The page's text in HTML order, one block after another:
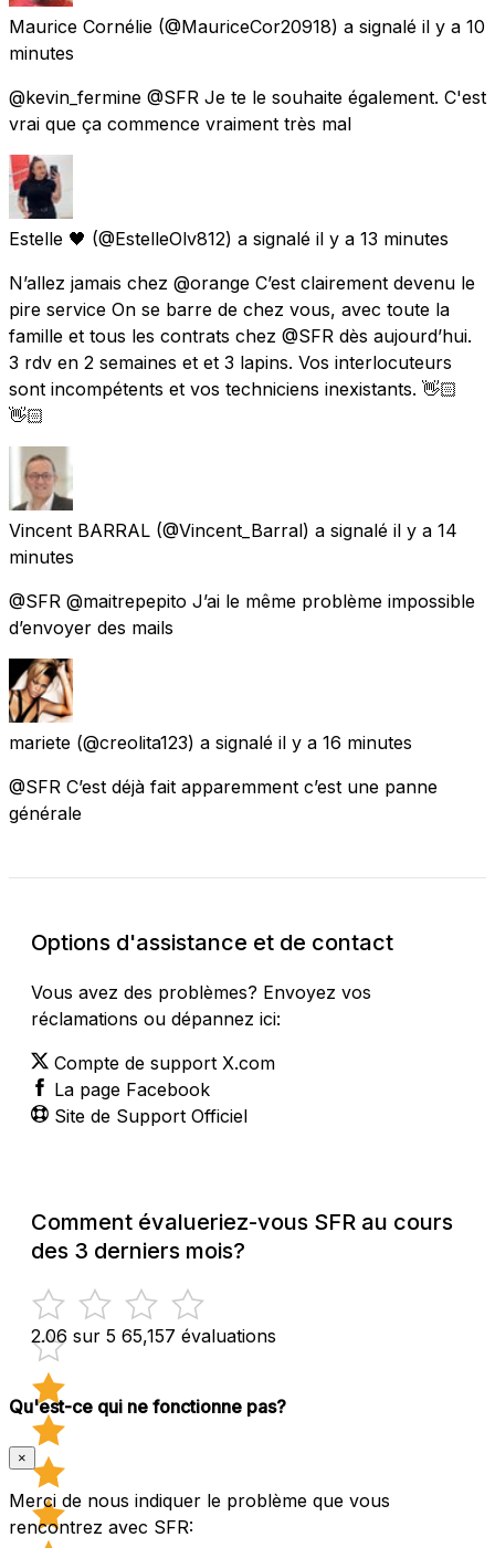
Maurice Cornélie (@MauriceCor20918) a signalé il y a 10
minutes
@kevin_fermine @SFR Je te le souhaite également. C'est
vrai que ça commence vraiment très mal
Estelle 🖤 (@EstelleOlv812) a signalé il y a 13 minutes
N’allez jamais chez @orange C’est clairement devenu le
pire service On se barre de chez vous, avec toute la
famille et tous les contrats chez @SFR dès aujourd’hui.
3 rdv en 2 semaines et et 3 lapins. Vos interlocuteurs
sont incompétents et vos techniciens inexistants. 👋🏻
👋🏻
Vincent BARRAL (@Vincent_Barral) a signalé il y a 14
minutes
@SFR @maitrepepito J’ai le même problème impossible
d’envoyer des mails
mariete (@creolita123) a signalé il y a 16 minutes
@SFR C’est déjà fait apparemment c’est une panne
générale
Options d'assistance et de contact
Vous avez des problèmes? Envoyez vos
réclamations ou dépannez ici:
Compte de support X.com
La page Facebook
Site de Support Officiel
Comment évalueriez-vous SFR au cours
des 3 derniers mois?
2.06 sur 5 65,157 évaluations
Qu'est-ce qui ne fonctionne pas?
×
Merci de nous indiquer le problème que vous
rencontrez avec SFR: